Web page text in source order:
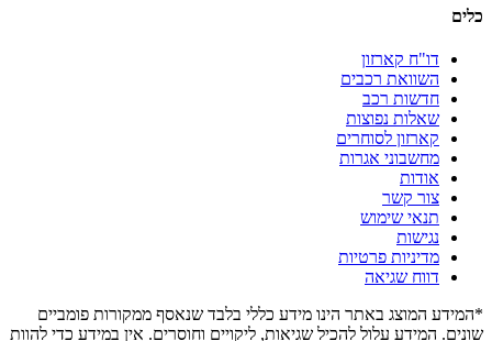
כלים
דו"ח קארזון
השוואת רכבים
חדשות רכב
שאלות נפוצות
קארזון לסוחרים
מחשבוני אגרות
אודות
צור קשר
תנאי שימוש
נגישות
מדיניות פרטיות
דווח שגיאה
*המידע המוצג באתר הינו מידע כללי בלבד שנאסף ממקורות פומביים
שונים. המידע עלול להכיל שגיאות, ליקויים וחוסרים. אין במידע כדי להוות